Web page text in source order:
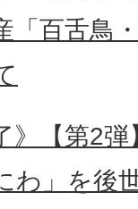
「百舌鳥
》【第2
わ」を